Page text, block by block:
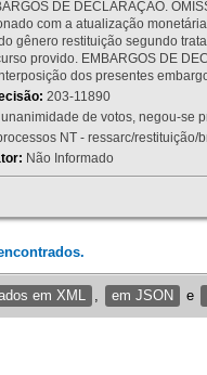
DE DECLARAÇÃO.
com a atualização
gênero restituição segundo
provido. EMBARGOS DE
dos presentes
203-11890
unanimidade de votos, negou-se
NT - ressarc/restituição/
Não Informado
em XML em JSON e